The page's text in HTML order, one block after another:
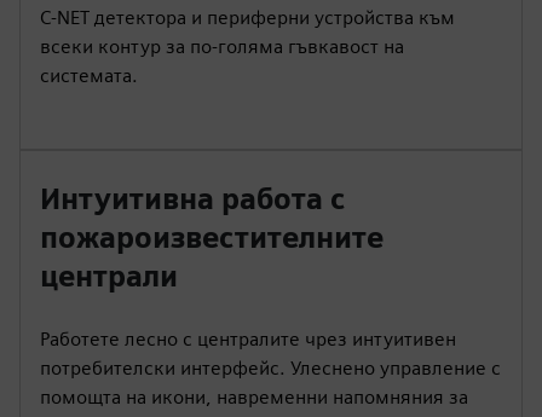
C‑NET детектора и периферни устройства към
всеки контур за по-голяма гъвкавост на
системата.
Интуитивна работа с
пожароизвестителните
централи
Работете лесно с централите чрез интуитивен
потребителски интерфейс. Улеснено управление с
помощта на икони, навременни напомняния за